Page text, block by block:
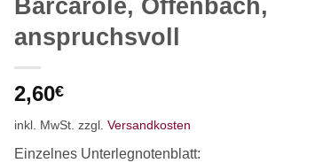
Barcarole, Offenbach,
anspruchsvoll
2,60€
inkl. MwSt. zzgl. Versandkosten
Einzelnes Unterlegnotenblatt: